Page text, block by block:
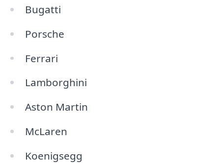
Bugatti
Porsche
Ferrari
Lamborghini
Aston Martin
McLaren
Koenigsegg